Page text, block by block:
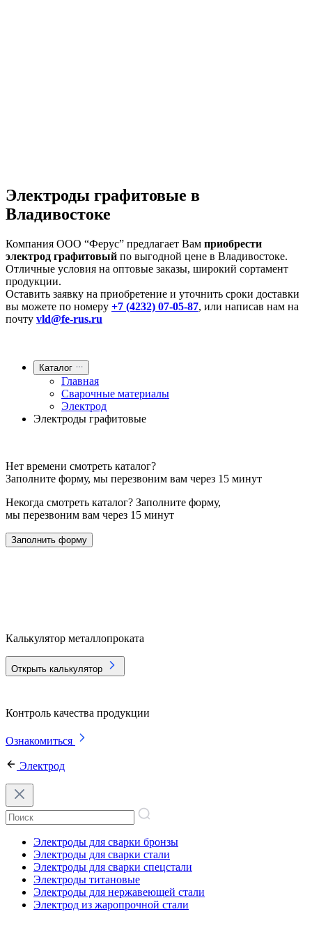
Электроды графитовые в
Владивостоке
Компания ООО “Ферус” предлагает Вам приобрести
электрод графитовый по выгодной цене в Владивостоке.
Отличные условия на оптовые заказы, широкий сортамент
продукции.
Оставить заявку на приобретение и уточнить сроки доставки
вы можете по номеру +7 (4232) 07-05-87, или написав нам на
почту vld@fe-rus.ru
Каталог
Главная
Сварочные материалы
Электрод
Электроды графитовые
Нет времени смотреть каталог?
Заполните форму, мы перезвоним вам через 15 минут
Некогда смотреть каталог? Заполните форму,
мы перезвоним вам через 15 минут
Заполнить форму
Калькулятор металлопроката
Открыть калькулятор
Контроль качества продукции
Ознакомиться
Электрод
Электроды для сварки бронзы
Электроды для сварки стали
Электроды для сварки спецстали
Электроды титановые
Электроды для нержавеющей стали
Электрод из жаропрочной стали